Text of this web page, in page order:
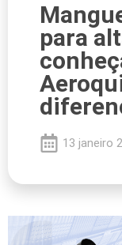
para
13 janeiro